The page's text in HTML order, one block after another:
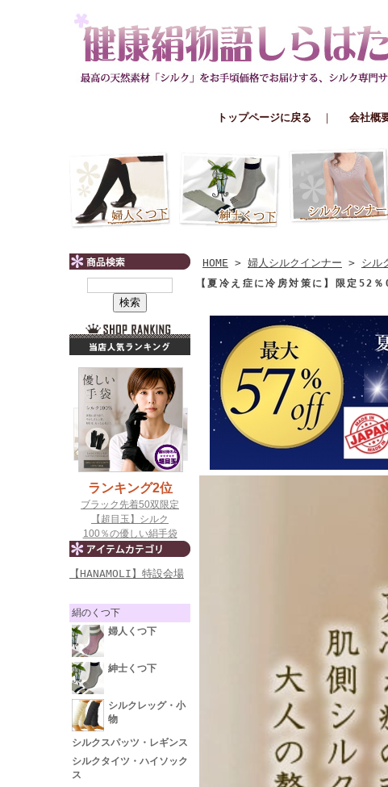
トップページに戻る ｜ 会社概
【HANAMOLI】特設会場
絹のくつ下
婦人くつ下
紳士くつ下
シルクレッグ・小
物
シルクスパッツ・レギンス
シルクタイツ・ハイソック
ス
HOME > 婦人シルクインナー > シル
【夏冷え症に冷房対策に】限定52